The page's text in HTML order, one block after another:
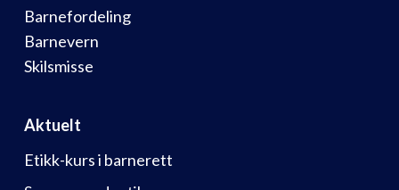
Barnefordeling
Barnevern
Skilsmisse
Aktuelt
Etikk-kurs i barnerett